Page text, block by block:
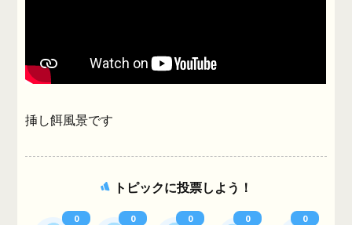
挿し餌風景です
トピックに投票しよう！
0 0 0 0 0